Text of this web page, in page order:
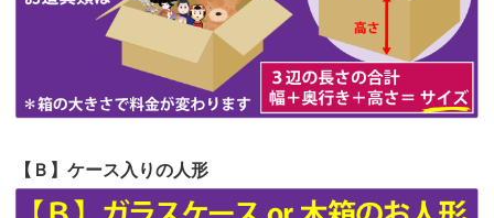
第60回人形供養祭令和5年3月28日(火)
第59回人形供養祭 令和5年2月10日(金)
第58回人形供養祭令和5年12月21日(水)
第56回人形供養祭 令和4年10月19日(水)
【Ｂ】ケース入りの人形